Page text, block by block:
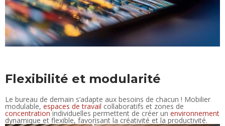
Flexibilité et modularité
Le bureau de demain s’adapte aux besoins de chacun ! Mobilier
modulable, espaces de travail collaboratifs et zones de
concentrationindividuelles permettent de créer un environnement
dynamique et flexible, favorisant la créativité et la productivité.